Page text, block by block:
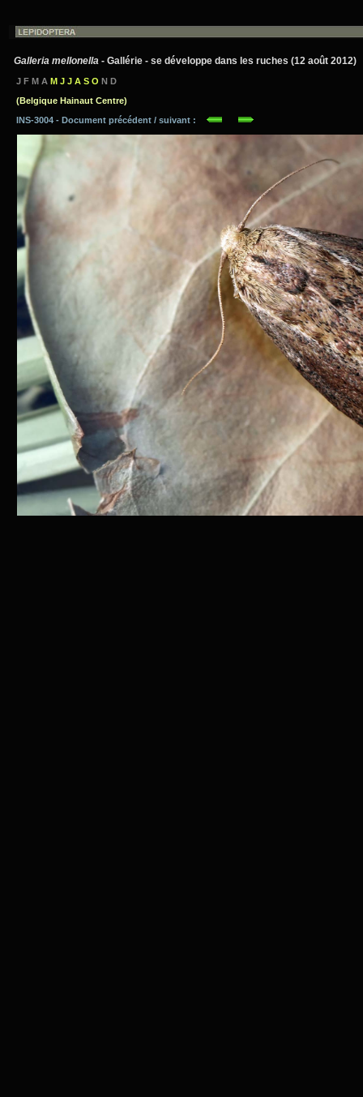
Galleria mellonella - Gallérie - se développe dans les ruches (12 août 2012)
J F M A M J J A S O N D
(Belgique Hainaut Centre)
INS-3004 - Document précédent / suivant :